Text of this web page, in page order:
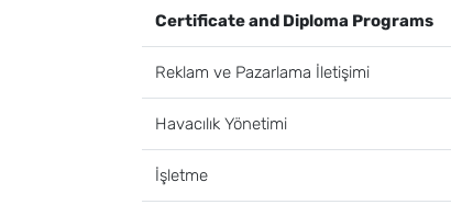
Certificate and Diploma Programs
Reklam ve Pazarlama İletişimi
Havacılık Yönetimi
İşletme